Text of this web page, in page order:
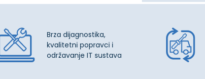
Brza dijagnostika,
kvalitetni popravci i
održavanje IT sustava